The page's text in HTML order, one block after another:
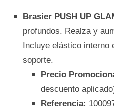
Brasier PUSH UP
profundos. Realza y
Incluye elástico interno
soporte.
Precio
descuento
Referencia: